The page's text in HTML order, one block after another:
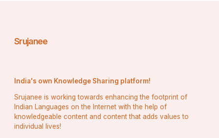
ତୁମକୁ ପାଇବା ପରେ,
ତୁମ ଛତ୍ରଛାୟା ତଳେ ରହିଥିବି,
Srujanee
India's own Knowledge Sharing platform!
Srujanee is working towards enhancing the footprint of
Indian Languages on the Internet with the help of
knowledgeable content and content that adds values to
individual lives!